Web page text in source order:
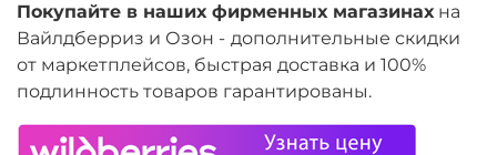
Покупайте в наших фирменных магазинахна
Вайлдберриз и Озон - дополнительные скидки
от маркетплейсов, быстрая доставка и 100%
подлинность товаров гарантированы.